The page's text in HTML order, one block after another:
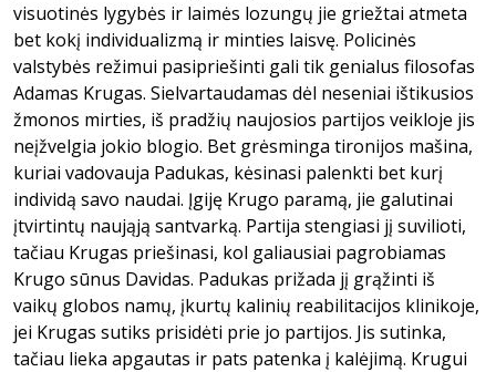
visuotinės lygybės ir laimės lozungų jie griežtai atmeta
bet kokį individualizmą ir minties laisvę. Policinės
valstybės režimui pasipriešinti gali tik genialus filosofas
Adamas Krugas. Sielvartaudamas dėl neseniai ištikusios
žmonos mirties, iš pradžių naujosios partijos veikloje jis
neįžvelgia jokio blogio. Bet grėsminga tironijos mašina,
kuriai vadovauja Padukas, kėsinasi palenkti bet kurį
individą savo naudai. Įgiję Krugo paramą, jie galutinai
įtvirtintų naująją santvarką. Partija stengiasi jį suvilioti,
tačiau Krugas priešinasi, kol galiausiai pagrobiamas
Krugo sūnus Davidas. Padukas prižada jį grąžinti iš
vaikų globos namų, įkurtų kalinių reabilitacijos klinikoje,
jei Krugas sutiks prisidėti prie jo partijos. Jis sutinka,
tačiau lieka apgautas ir pats patenka į kalėjimą. Krugui